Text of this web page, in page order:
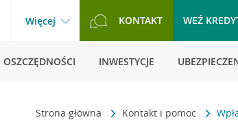
Więcej KONTAKT WEŹ
OSZCZĘDNOŚCI INWESTYCJE
Strona główna Kontakt i pomoc